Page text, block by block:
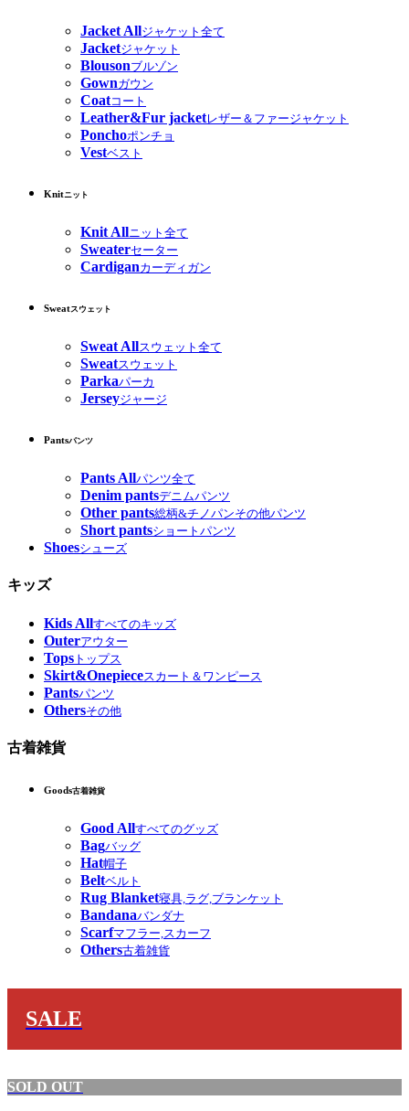
Jacket Allジャケット全て
Jacketジャケット
Blousonブルゾン
Gownガウン
Coatコート
Leather&Fur jacketレザー＆ファージャケット
Ponchoポンチョ
Vestベスト
Knitニット
Knit Allニット全て
Sweaterセーター
Cardiganカーディガン
Sweatスウェット
Sweat Allスウェット全て
Sweatスウェット
Parkaパーカ
Jerseyジャージ
Pantsパンツ
Pants Allパンツ全て
Denim pantsデニムパンツ
Other pants総柄&チノパンその他パンツ
Short pantsショートパンツ
Shoesシューズ
キッズ
Kids Allすべてのキッズ
Outerアウター
Tops トップス
Skirt&Onepieceスカート＆ワンピース
Pantsパンツ
Othersその他
古着雑貨
Goods古着雑貨
Good Allすべてのグッズ
Bagバッグ
Hat帽子
Beltベルト
Rug Blanket寝具,ラグ,ブランケット
Bandanaバンダナ
Scarfマフラー,スカーフ
Others古着雑貨
SALE
SOLD OUT